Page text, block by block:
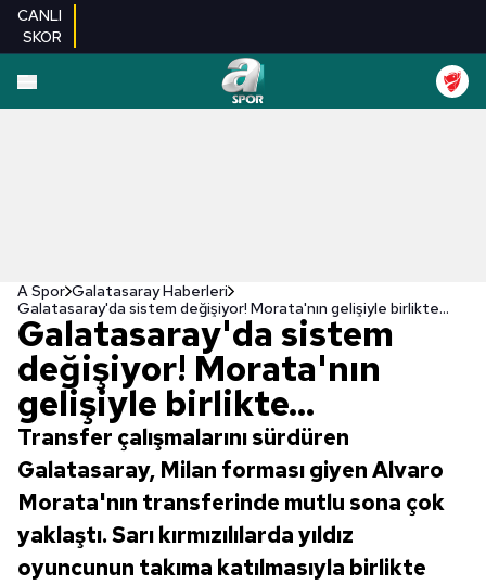
CANLI
SKOR
A Spor Galatasaray Haberleri
Galatasaray'da sistem değişiyor! Morata'nın gelişiyle birlikte...
Galatasaray'da sistem
değişiyor! Morata'nın
gelişiyle birlikte...
Transfer çalışmalarını sürdüren
Galatasaray, Milan forması giyen Alvaro
Morata'nın transferinde mutlu sona çok
yaklaştı. Sarı kırmızılılarda yıldız
oyuncunun takıma katılmasıyla birlikte